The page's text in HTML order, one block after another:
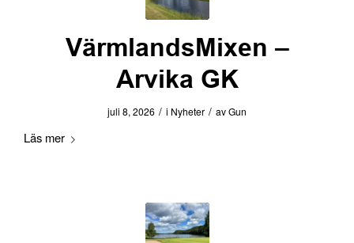
VärmlandsMixen –
Arvika GK
juli 8, 2026 / i Nyheter / avGun
Läs mer